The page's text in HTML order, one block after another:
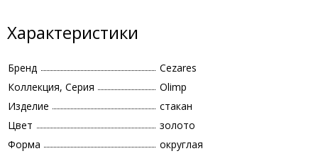
Характеристики
Бренд
Cezares
Коллекция, Серия
Olimp
Изделие
стакан
Цвет
золото
Форма
округлая